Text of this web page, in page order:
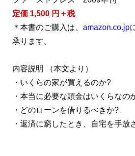
定価 1,500 円＋税
＊本書のご購入は、 amazon.co.jp
承ります。
内容説明 （本文より）
・いくらの家が買えるのか?
・本当に必要な頭金はいくらなの
・どのローンを借りるべきか?
・返済に窮したとき、自宅を手放